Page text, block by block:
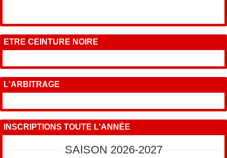
ETRE CEINTURE NOIRE
L'ARBITRAGE
INSCRIPTIONS TOUTE L'ANNÉE
SAISON 2026-2027